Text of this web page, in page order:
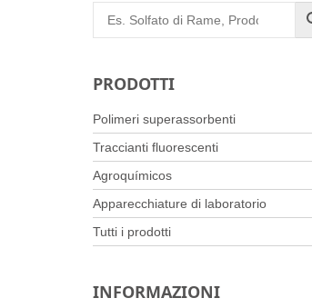
PRODOTTI
Polimeri superassorbenti
Traccianti fluorescenti
Agroquímicos
Apparecchiature di laboratorio
Tutti i prodotti
INFORMAZIONI